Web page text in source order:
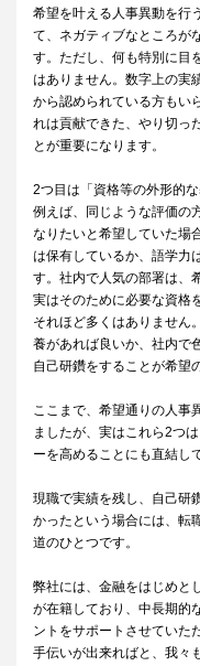
希望を叶える人事異動を行
て、ネガティブなところが
す。ただし、何も特別に目
はありません。数字上の実
から認められている方もい
れは貢献できた、やり切っ
とが重要になります。
2つ目は「資格等の外形的
例えば、同じような評価の
なりたいと希望していた場
は保有しているか、語学力
す。社内で人気の部署は、
実はそのために必要な資格
それほど多くはありません
養があれば良いか、社内で
自己研鑽をすることが希望
ここまで、希望通りの人事
ましたが、実はこれら2つ
ーを高めることにも直結し
現職で実績を残し、自己研
かったという場合には、転
道のひとつです。
弊社には、金融をはじめと
が在籍しており、中長期的
ントをサポートさせていた
手伝いが出来ればと、我々